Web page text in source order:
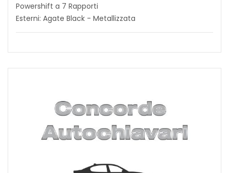
Powershift a 7 Rapporti
Esterni: Agate Black - Metallizzata